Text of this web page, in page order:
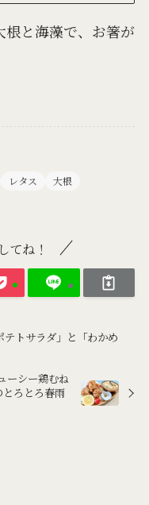
根と海藻で、お箸が
レタス
大根
てね！
トサラダ」と「わかめ
ーシー鶏むね
ろとろ春雨